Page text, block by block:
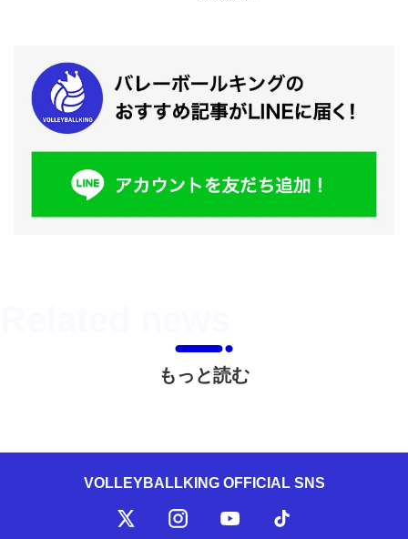
もっと読む
VOLLEYBALLKING OFFICIAL SNS